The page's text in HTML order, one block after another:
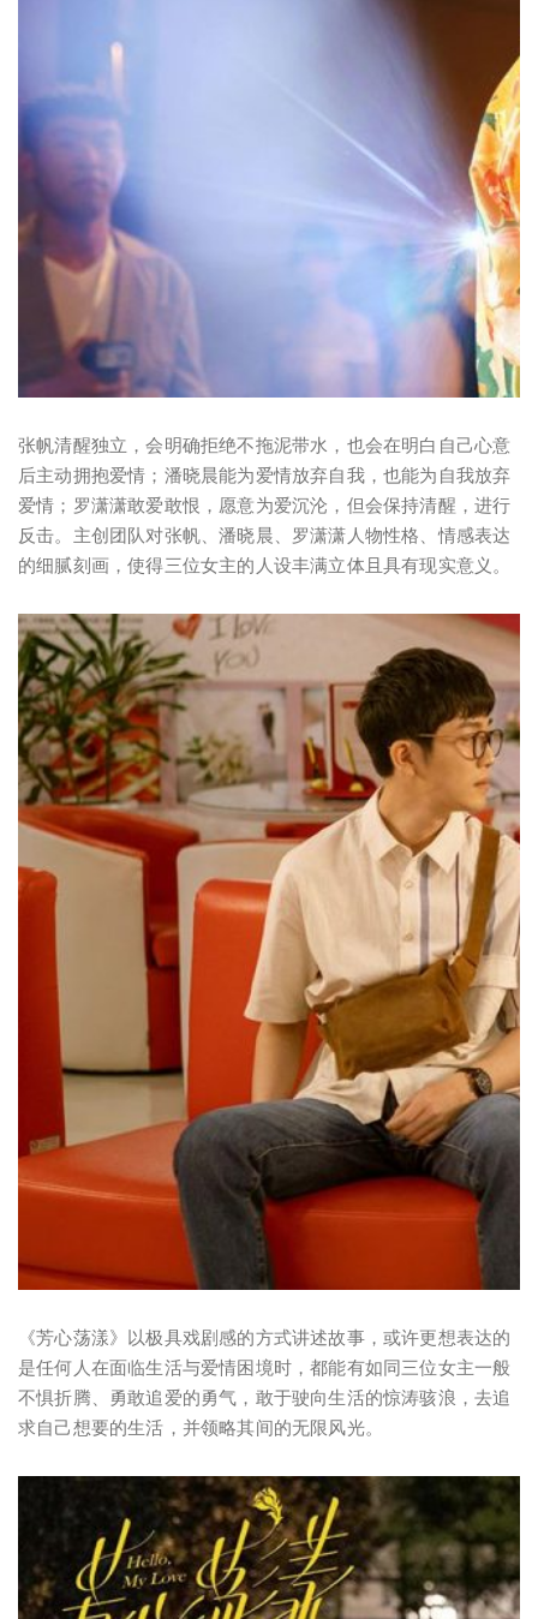
张帆清醒独立，会明确拒绝不拖泥带水，也会在明白自己心意
后主动拥抱爱情；潘晓晨能为爱情放弃自我，也能为自我放弃
爱情；罗潇潇敢爱敢恨，愿意为爱沉沦，但会保持清醒，进行
反击。主创团队对张帆、潘晓晨、罗潇潇人物性格、情感表达
的细腻刻画，使得三位女主的人设丰满立体且具有现实意义。
《芳心荡漾》以极具戏剧感的方式讲述故事，或许更想表达的
是任何人在面临生活与爱情困境时，都能有如同三位女主一般
不惧折腾、勇敢追爱的勇气，敢于驶向生活的惊涛骇浪，去追
求自己想要的生活，并领略其间的无限风光。